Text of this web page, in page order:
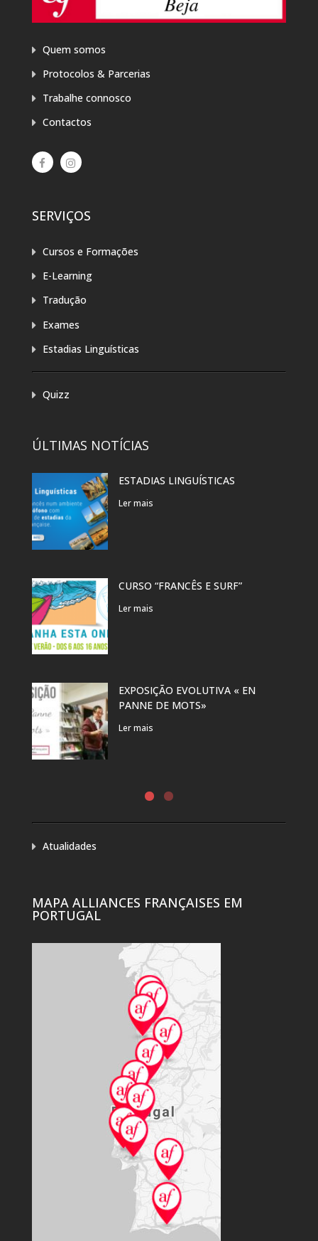
Quem somos
Protocolos & Parcerias
Trabalhe connosco
Contactos
SERVIÇOS
Cursos e Formações
E-Learning
Tradução
Exames
Estadias Linguísticas
Quizz
ÚLTIMAS NOTÍCIAS
ESTADIAS LINGUÍSTICAS
Ler mais
CURSO “FRANCÊS E SURF”
Ler mais
EXPOSIÇÃO EVOLUTIVA « EN
PANNE DE MOTS»
Ler mais
Atualidades
MAPA ALLIANCES FRANÇAISES EM
PORTUGAL